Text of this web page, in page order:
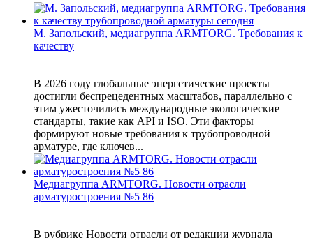
М. Запольский, медиагруппа ARMTORG. Требования к
качеству
В 2026 году глобальные энергетические проекты
достигли беспрецедентных масштабов, параллельно с
этим ужесточились международные экологические
стандарты, такие как API и ISO. Эти факторы
формируют новые требования к трубопроводной
арматуре, где ключев...
Медиагруппа ARMTORG. Новости отрасли
арматуростроения №5 86
В рубрике Новости отрасли от редакции журнала